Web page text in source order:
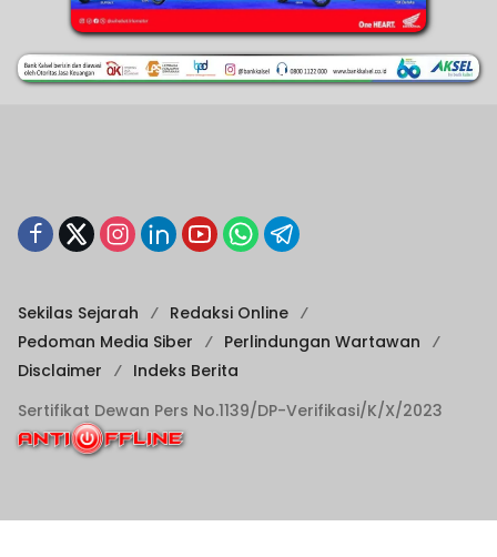
Sekilas Sejarah
Redaksi Online
Pedoman Media Siber
Perlindungan Wartawan
Disclaimer
Indeks Berita
Sertifikat Dewan Pers No.1139/DP-Verifikasi/K/X/2023